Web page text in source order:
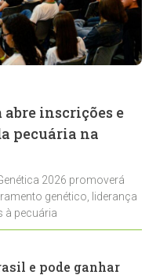
inscrições e
pecuária na
2026 promoverá
genético, liderança
à pecuária
e pode ganhar